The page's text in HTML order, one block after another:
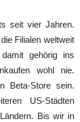
seit vier Jahren.
Filialen weltweit
gehörig ins
wohl nie.
Beta-Store sein.
US-Städten
Bis wir in